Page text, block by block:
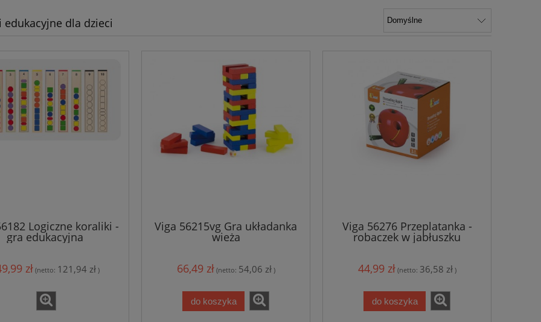
edukacyjne dla dzieci
Logiczne koraliki -
gra edukacyjna
zł (netto: 121,94 zł )
Viga 56215vg Gra układanka
wieża
66,49 zł (netto: 54,06 zł)
do koszyka
Viga 56276 Przeplatanka -
robaczek w jabłuszku
44,99 zł (netto: 36,58 zł)
do koszyka